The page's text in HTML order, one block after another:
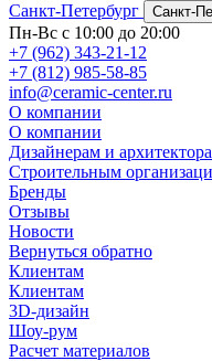
Санкт-Петербург
Санкт-
Пн-Вс с 10:00 до 20:00
+7 (962) 343-21-12
+7 (812) 985-58-85
info@ceramic-center.ru
О компании
О компании
Дизайнерам и
Строительным
Бренды
Отзывы
Новости
Вернуться обратно
Клиентам
Клиентам
3D-дизайн
Шоу-рум
Расчет материалов